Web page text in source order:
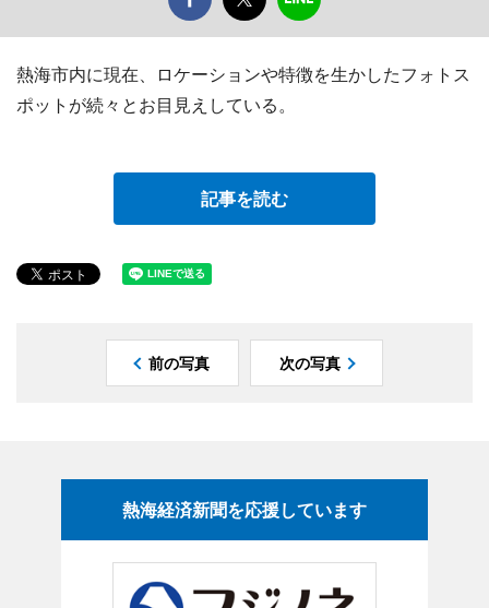
熱海市内に現在、ロケーションや特徴を生かしたフォトス
ポットが続々とお目見えしている。
記事を読む
前の写真 次の写真
熱海経済新聞を応援しています